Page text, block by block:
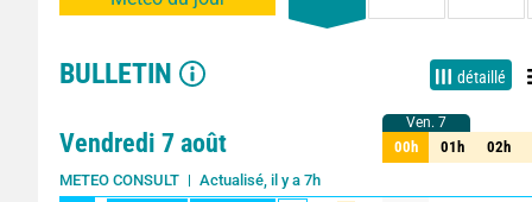
BULLETIN détaillé
Vendredi 7 août
METEO CONSULT Actualisé, il y a 7h
Ven. 7
00h 01h 02h
Ven. 7
00h 01h 02h